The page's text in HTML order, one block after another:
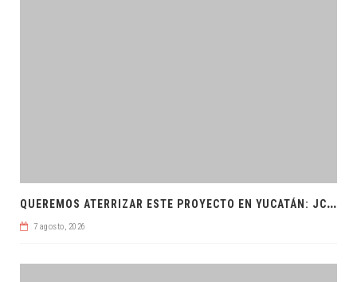
Q
UEREMOS ATERRIZAR ESTE PROYECTO EN YUCATÁN: JCRM
7 agosto, 2026